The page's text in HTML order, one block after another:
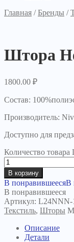
Главная /Бренды /
Штора
1800.00 ₽
Состав:
Производитель:
Доступно для
Количество
В корзину
В понравившеесяВ
В понравившееся
Артикул: L24NNN-
Текстиль, Шторы
Описание
Детали